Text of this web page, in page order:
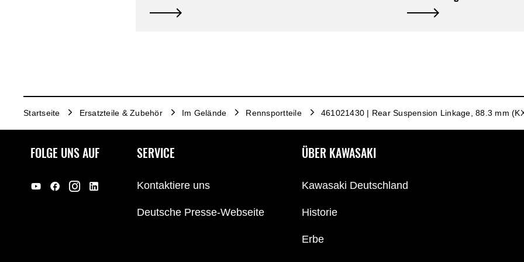
Startseite Ersatzteile & Zubehör Im Gelände Rennsportteile 461021430 | Rear Suspension Linkage, 88.3 mm
FOLGE UNS AUF SERVICE
Kontaktiere uns
Deutsche Presse-Webseite
ÜBER KAWASAKI
Kawasaki Deutschland
Historie
Erbe